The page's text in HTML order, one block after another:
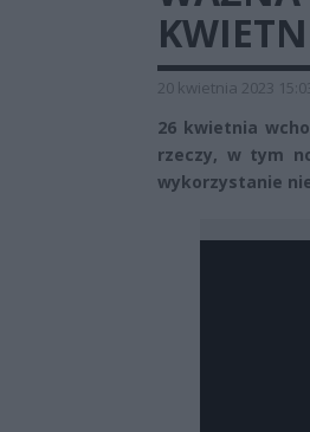
20 kwietnia 2023
26 kwietnia
rzeczy, w tym
wykorzystanie